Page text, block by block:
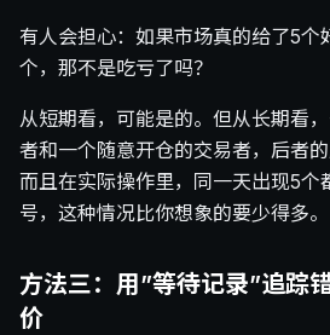
有人会担心：如果市场真的给了5个
个，那不是吃亏了吗？
从短期看，可能是的。但从长期看
者和一个随意开仓的交易者，后者的
而且在实际操作里，同一天出现5个
号，这种情况比你想象的要少得多。
方法三：用”等待记录”追踪
价